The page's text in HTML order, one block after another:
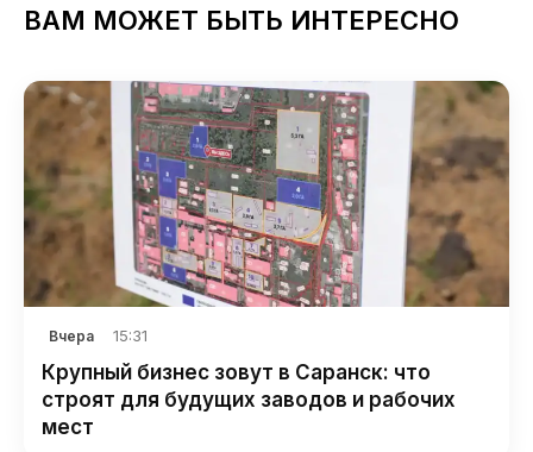
ВАМ МОЖЕТ БЫТЬ ИНТЕРЕСНО
Вчера 15:31
Крупный бизнес зовут в Саранск: что
строят для будущих заводов и рабочих
мест